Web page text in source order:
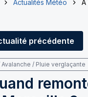
Actualités Météo A
précédente
/ Pluie verglaçante